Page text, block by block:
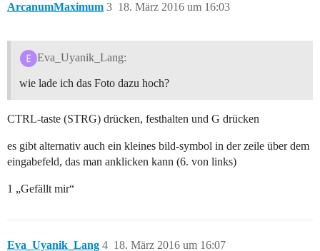
ArcanumMaximum 18. März 2016 um 16:03
3
Eva_Uyanik_Lang:
wie lade ich das Foto dazu hoch?
CTRL-taste (STRG) drücken, festhalten und G drücken
es gibt alternativ auch ein kleines bild-symbol in der zeile über dem
eingabefeld, das man anklicken kann (6. von links)
1 „Gefällt mir“
Eva_Uyanik_Lang 18. März 2016 um 16:07
4